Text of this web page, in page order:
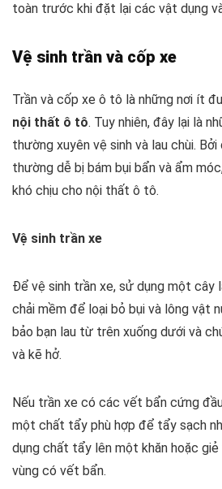
toàn trước khi đặt lại các vật dụng
Vệ sinh trần và cốp xe
Trần và cốp xe ô tô là những nơi ít
nội thất ô tô. Tuy nhiên, đây lại là
thường xuyên vệ sinh và lau chùi.
thường dễ bị bám bụi bẩn và ẩm
khó chịu cho nội thất ô tô.
Vệ sinh trần xe
Để vệ sinh trần xe, sử dụng một cây
chải mềm để loại bỏ bụi và lông vật
bảo bạn lau từ trên xuống dưới và
và kẽ hở.
Nếu trần xe có các vết bẩn cứng
một chất tẩy phù hợp để tẩy sạch
dụng chất tẩy lên một khăn hoặc giẻ
vùng có vết bẩn.